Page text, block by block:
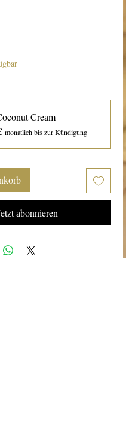
Cream
monatlich bis zur Kündigung
abonnieren